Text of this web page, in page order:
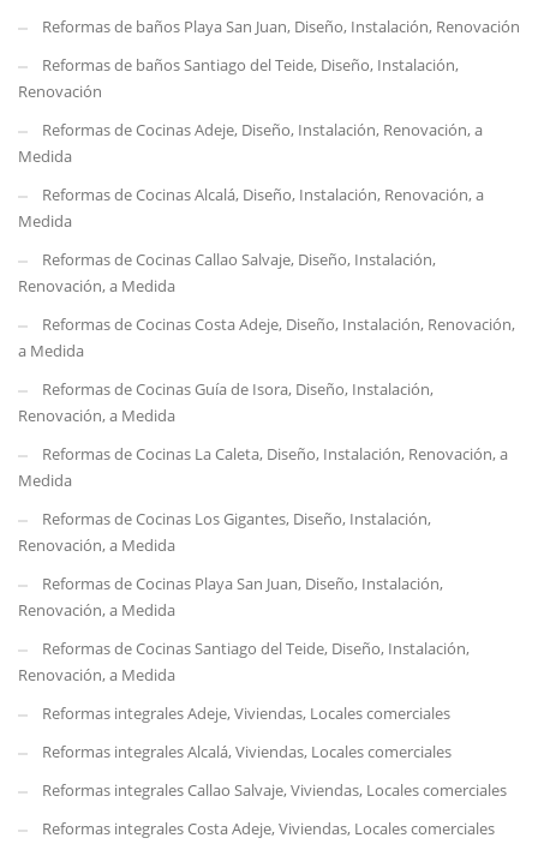
Reformas de baños Playa San Juan, Diseño, Instalación, Renovación
Reformas de baños Santiago del Teide, Diseño, Instalación,
Renovación
Reformas de Cocinas Adeje, Diseño, Instalación, Renovación, a
Medida
Reformas de Cocinas Alcalá, Diseño, Instalación, Renovación, a
Medida
Reformas de Cocinas Callao Salvaje, Diseño, Instalación,
Renovación, a Medida
Reformas de Cocinas Costa Adeje, Diseño, Instalación, Renovación,
a Medida
Reformas de Cocinas Guía de Isora, Diseño, Instalación,
Renovación, a Medida
Reformas de Cocinas La Caleta, Diseño, Instalación, Renovación, a
Medida
Reformas de Cocinas Los Gigantes, Diseño, Instalación,
Renovación, a Medida
Reformas de Cocinas Playa San Juan, Diseño, Instalación,
Renovación, a Medida
Reformas de Cocinas Santiago del Teide, Diseño, Instalación,
Renovación, a Medida
Reformas integrales Adeje, Viviendas, Locales comerciales
Reformas integrales Alcalá, Viviendas, Locales comerciales
Reformas integrales Callao Salvaje, Viviendas, Locales comerciales
Reformas integrales Costa Adeje, Viviendas, Locales comerciales